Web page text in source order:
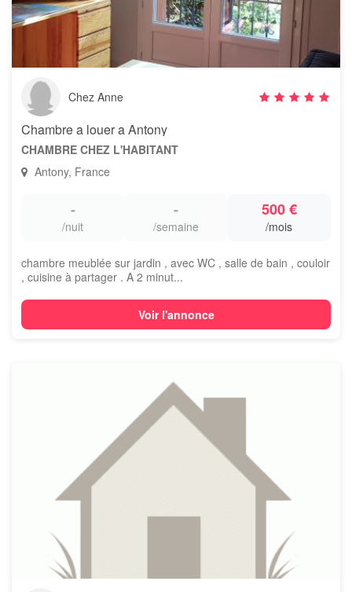
Chez Anne
Chambre a louer a Antony
CHAMBRE CHEZ L'HABITANT
Antony, France
-
/nuit
-
/semaine
500 €
/mois
chambre meublée sur jardin , avec WC , salle de bain , couloir
, cuisine à partager . A 2 minut...
Voir l'annonce